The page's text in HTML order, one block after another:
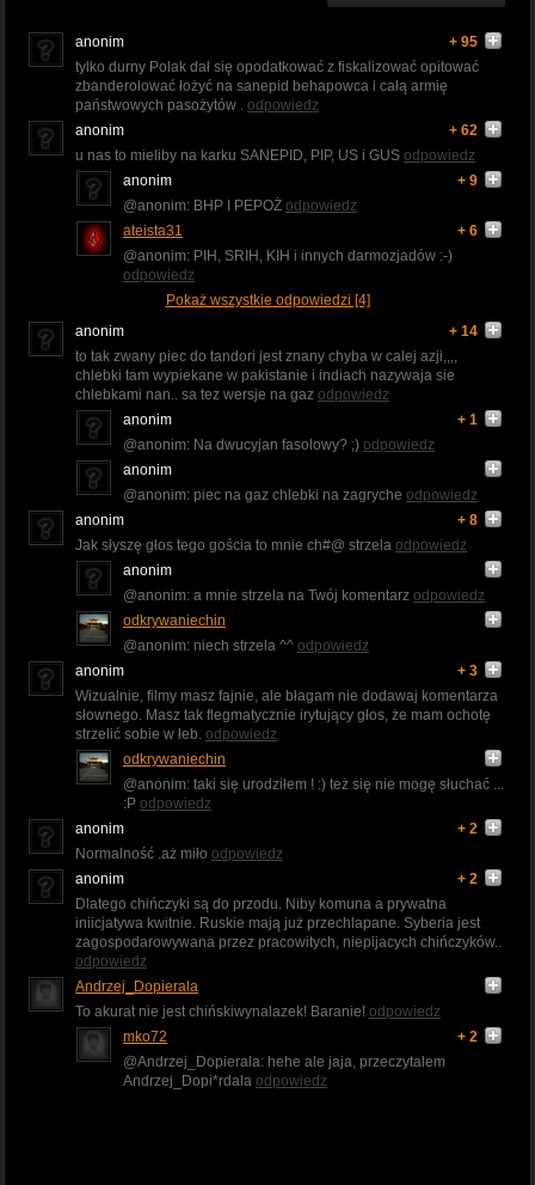
anonim
+ 95
tylko durny Polak dał się opodatkować z fiskalizować opitować
zbanderolować łożyć na sanepid behapowca i całą armię
państwowych pasożytów . odpowiedz
anonim
+ 62
u nas to mieliby na karku SANEPID, PIP, US i GUS odpowiedz
anonim
+ 9
@anonim: BHP I PEPOŻ odpowiedz
ateista31
+ 6
@anonim: PIH, SRIH, KIH i innych darmozjadów :-)
odpowiedz
Pokaż wszystkie odpowiedzi [4]
anonim
+ 14
to tak zwany piec do tandori jest znany chyba w calej azji,,,,
chlebki tam wypiekane w pakistanie i indiach nazywaja sie
chlebkami nan.. sa tez wersje na gaz odpowiedz
anonim
+ 1
@anonim: Na dwucyjan fasolowy? ;) odpowiedz
anonim
@anonim: piec na gaz chlebki na zagryche odpowiedz
anonim
+ 8
Jak słyszę głos tego gościa to mnie ch#@ strzela odpowiedz
anonim
@anonim: a mnie strzela na Twój komentarz odpowiedz
odkrywaniechin
@anonim: niech strzela ^^ odpowiedz
anonim
+ 3
Wizualnie, filmy masz fajnie, ale błagam nie dodawaj komentarza
słownego. Masz tak flegmatycznie irytujący głos, że mam ochotę
strzelić sobie w łeb. odpowiedz
odkrywaniechin
@anonim: taki się urodziłem ! :) też się nie mogę słuchać ...
:P odpowiedz
anonim
+ 2
Normalność .aż miło odpowiedz
anonim
+ 2
Dlatego chińczyki są do przodu. Niby komuna a prywatna
iniicjatywa kwitnie. Ruskie mają już przechlapane. Syberia jest
zagospodarowywana przez pracowitych, niepijacych chińczyków..
odpowiedz
Andrzej_Dopierala
To akurat nie jest chińskiwynalazek! Baranie! odpowiedz
mko72
+ 2
@Andrzej_Dopierala: hehe ale jaja, przeczytalem
Andrzej_Dopi*rdala odpowiedz